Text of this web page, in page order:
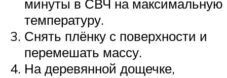
минуты в СВЧ на максимальную
температуру.
Снять плёнку с поверхности и
перемешать массу.
На деревянной дощечке,